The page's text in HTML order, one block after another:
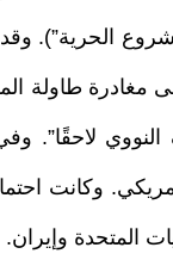
الحرية”).
مغادرة طاولة
لاحقًا”.
وكانت
المتحدة وإيران.